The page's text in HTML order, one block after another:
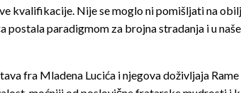
kvalifikacije. Nije se moglo ni pomišljati na
paradigmom za brojna stradanja i u
fra Mladena Lucića i njegova doživljaja